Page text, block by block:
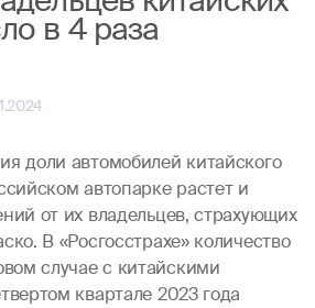
в 4 раза
доли автомобилей китайского
автопарке растет и
от их владельцев, страхующих
В «Росгосстрахе» количество
случае с китайскими
квартале 2023 года